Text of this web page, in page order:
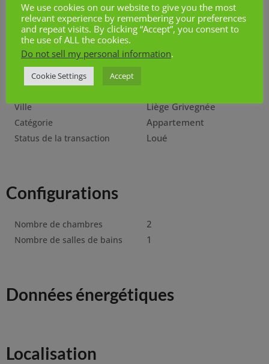
Demander une visite
Données générales
Ville Liège Grivegnée
Catégorie Appartement
Status de la transaction Loué
Configurations
Nombre de chambres 2
Nombre de salles de bains 1
Données énergétiques
Localisation
We use cookies on our website to give you the most
relevant experience by remembering your preferences
and repeat visits. By clicking “Accept”, you consent to
the use of ALL the cookies.
Do not sell my personal information.
Cookie Settings Accept